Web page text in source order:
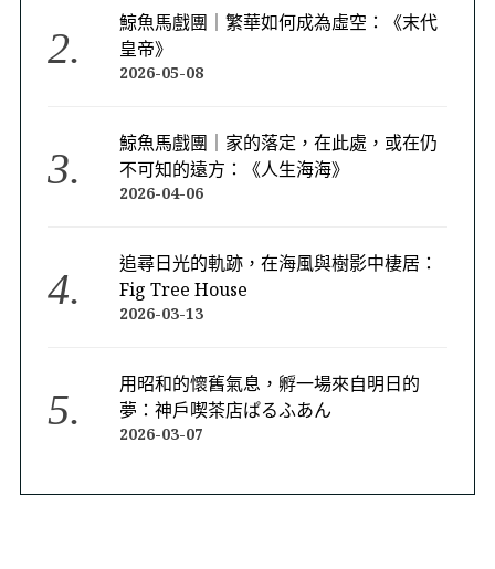
鯨魚馬戲團｜繁華如何成為虛空：《末代
皇帝》
2026-05-08
鯨魚馬戲團｜家的落定，在此處，或在仍
不可知的遠方：《人生海海》
2026-04-06
追尋日光的軌跡，在海風與樹影中棲居：
Fig Tree House
2026-03-13
用昭和的懷舊氣息，孵一場來自明日的
夢：神戶喫茶店ぱるふあん
2026-03-07